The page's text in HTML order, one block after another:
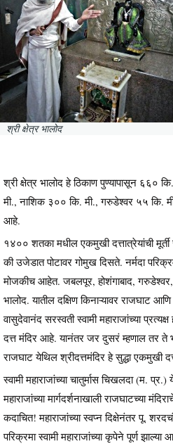
श्री क्षेत्र भालोद
श्री क्षेत्र भालोद हे ठिकाण पुण्यापासून ६६०
मी., नाशिक ३०० कि. मी., गरुडेश्वर ५५ कि.
आहे.
१४०० शतका मधील एकमुखी दत्तात्रेयांची मूर्ती
की उजेडात पोटावर गोमुख दिसते. नर्मदा
मोजकीच आहेत. जबलपूर, होशंगाबाद,
भालोद. यातील दक्षिण किनाऱ्यावर राजघाट
वासुदेवानंद सरस्वती स्वामी महाराजांच्या
दत्त मंदिर आहे. यानंतर जर दुसरं म्हणाल तर ते
राजघाट येथिल श्रीदत्तमंदिर हे सुद्धा एकमुखी
स्वामी महाराजांच्या चातुर्मास चिखलदा (म.
महाराजांच्या मार्गदर्शनाखाली राजघाटच्या
कदाचित! महाराजांच्या स्वप्न दिक्षेनंतर पू.
परिक्रमा स्वामी महाराजांच्या कृपेने पूर्ण झाल्या